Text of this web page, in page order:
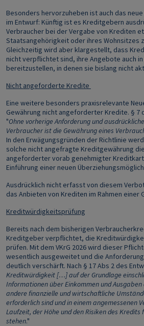
Besonders hervorzuheben ist auch das
im Entwurf: Künftig ist es Kreditgebern
Verbraucher bei der Vergabe von Krediten
Staatsangehörigkeit oder ihres Wohnsitzes
Gleichzeitig wird aber klargestellt, dass
nicht verpflichtet sind, ihre Angebote auch
bereitzustellen, in denen sie bislang nicht
Nicht angeforderte Kredite
Eine weitere besonders praxisrelevante
Gewährung nicht angeforderter Kredite. § 7
"Ohne vorherige Anforderung und
Verbraucher ist die Gewährung eines
In den Erwägungsgründen der Richtlinie
solche nicht angefragte Kreditgewährung
angeforderter vorab genehmigter
Einführung einer neuen
Ausdrücklich nicht erfasst von diesem
das Anbieten von Krediten im Rahmen einer
Kreditwürdigkeitsprüfung
Bereits nach dem bisherigen
Kreditgeber verpflichtet, die
prüfen. Mit dem VKrG 2026 wird dieser
wesentlich ausgeweitet und die
deutlich verschärft. Nach § 17 Abs 2 des
Kreditwürdigkeit […] auf der Grundlage
Informationen über Einkommen und
andere finanzielle und wirtschaftliche
erforderlich sind und in einem angemessenen
Laufzeit, der Höhe und den Risiken des
stehen."